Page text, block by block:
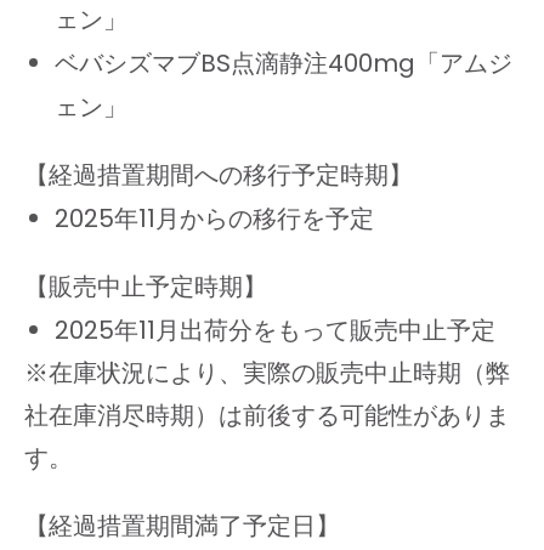
ェン」
ベバシズマブBS点滴静注400mg「アムジ
ェン」
【経過措置期間への移行予定時期】
2025年11月からの移行を予定
【販売中止予定時期】
2025年11月出荷分をもって販売中止予定
※在庫状況により、実際の販売中止時期（弊
社在庫消尽時期）は前後する可能性がありま
す。
【経過措置期間満了予定日】